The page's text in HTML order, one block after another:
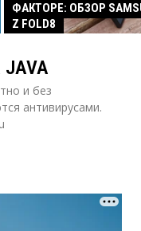
ФАКТОРЕ: ОБЗОР
Z FOLD8
и без
антивирусами.